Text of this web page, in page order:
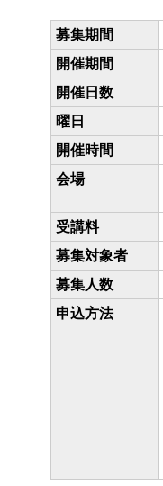
募集期間
開催期間
開催日数
曜日
開催時間
会場
受講料
募集対象者
募集人数
申込方法